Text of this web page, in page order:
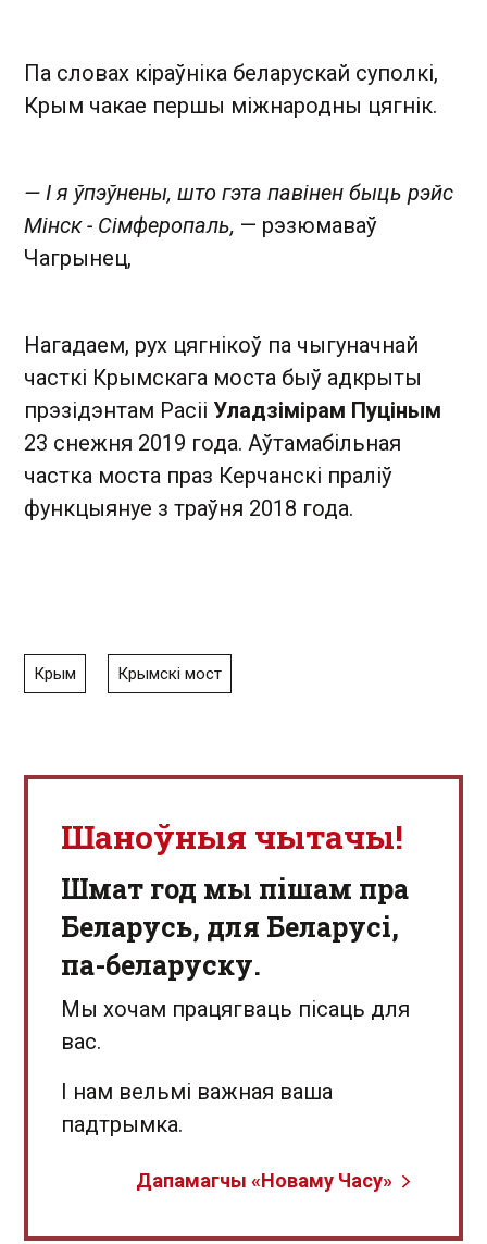
Па словах кіраўніка беларускай суполкі,
Крым чакае першы міжнародны цягнік.
— І я ўпэўнены, што гэта павінен быць рэйс
Мінск - Сімферопаль, — рэзюмаваў
Чагрынец,
Нагадаем, рух цягнікоў па чыгуначнай
часткі Крымскага моста быў адкрыты
прэзідэнтам Расіі Уладзімірам Пуціным
23 снежня 2019 года. Аўтамабільная
частка моста праз Керчанскі праліў
функцыянуе з траўня 2018 года.
Крым Крымскі мост
Шаноўныя чытачы!
Шмат год мы пішам пра
Беларусь, для Беларусі,
па-беларуску.
Мы хочам працягваць пісаць для
вас.
І нам вельмі важная ваша
падтрымка.
Дапамагчы «Новаму Часу»